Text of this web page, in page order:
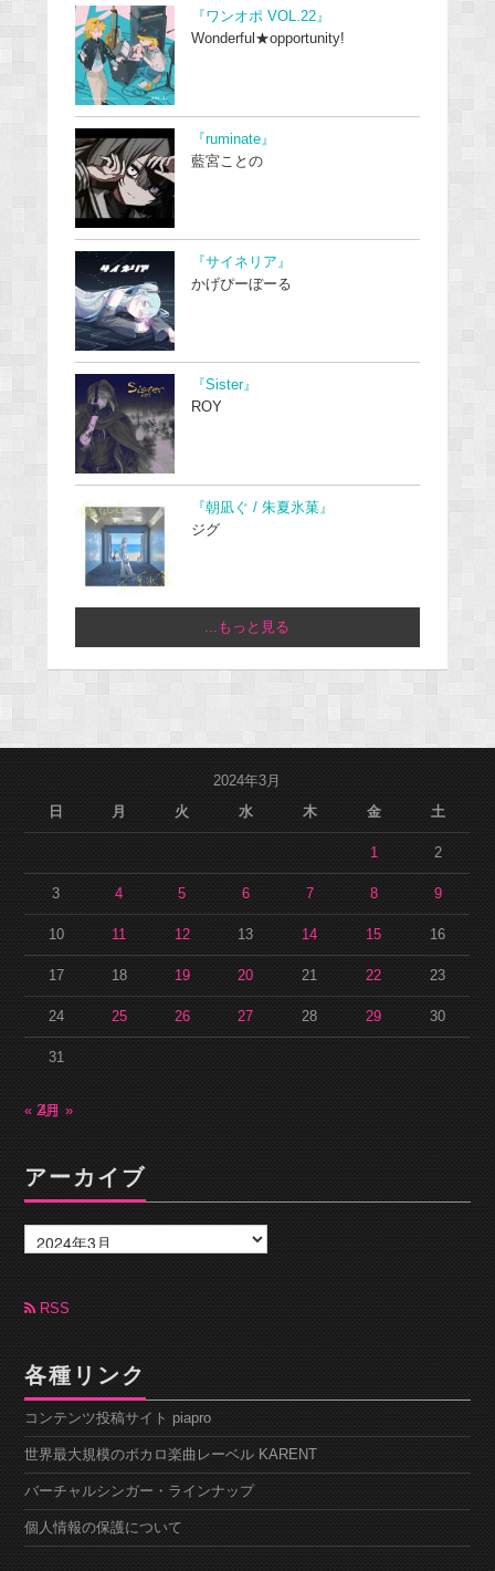
『ワンオポ VOL.22』
Wonderful★opportunity!
『ruminate』
藍宮ことの
『サイネリア』
かげぴーぼーる
『Sister』
ROY
『朝凪ぐ / 朱夏氷菓』
ジグ
...もっと見る
2024年3月
日
月 火 水 木 金 土
1 2
3 4 5 6 7 8 9
10 11 12 13 14 15 16
17 18 19 20 21 22 23
24 25 26 27 28 29 30
31
« 2月4月 »
アーカイブ
ー
カ
ブ RSS
各種リンク
コンテンツ投稿サイト piapro
世界最大規模のボカロ楽曲レーベル KARENT
バーチャルシンガー・ラインナップ
個人情報の保護について